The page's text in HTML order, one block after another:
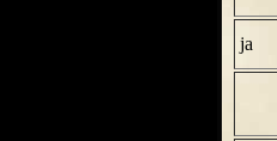
ja